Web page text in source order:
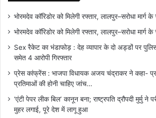
भोरमदेव कॉरिडोर को मिलेगी रफ्तार, लालपुर–सरोधा मार्ग
भोरमदेव कॉरिडोर को मिलेगी रफ्तार, लालपुर–सरोधा मार्ग
Sex रैकेट का भंडाफोड़ : देह व्यापार के दो अड्डों पर
समेत 4 आरोपी गिरफ्तार
प्रेस कांफ्रेंस : भाजपा विधायक अजय चंद्राकर ने कहा-
प्रतिमाओं की होनी चाहिए जांच…
‘एंटी पेपर लीक बिल’ कानून बना; राष्ट्रपति द्रौपदी मुर्मु ने
मुहर लगाई, पूरे देश में लागू हुआ